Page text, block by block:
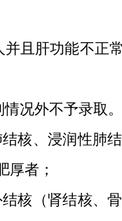
并且肝功能不正
况外不予录取。
核、浸润性肺
厚者；
核（肾结核、